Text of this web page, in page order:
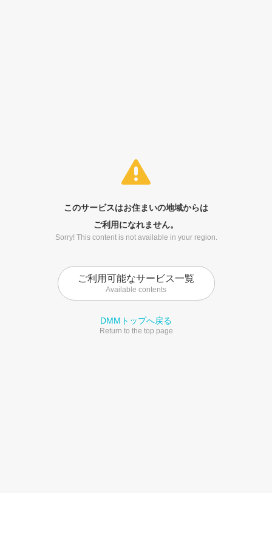
このサービスはお住まいの地域からは
ご利用になれません。
Sorry! This content is not available in your region.
ご利用可能なサービス一覧
Available contents
DMMトップへ戻る
Return to the top page